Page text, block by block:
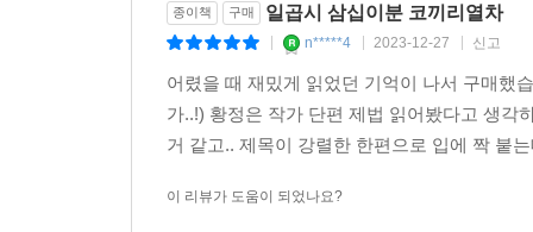
……분실의 항목은 개인이나 사정에 따라서 다
그림자를 읽었다는 내용의 보고 또한 상당량
-------
1) 드물게 눈꺼풀을 분실하는 경우가 있으므로 주
종이책 구매 일곱시 삼십이분 코끼리열차
n*****4 2023-12-27 신고
어렸을 때 재밌게 읽었던 기억이 나서 구매했
가..!) 황정은 작가 단편 제법 읽어봤다고 생각
거 같고.. 제목이 강렬한 한편으로 입에 짝 붙
이 리뷰가 도움이 되었나요?